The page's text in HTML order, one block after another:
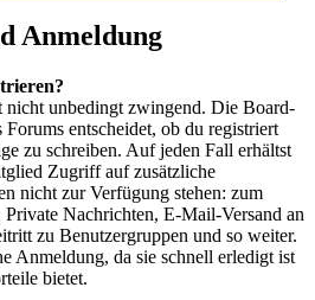
Anmeldung
nicht unbedingt zwingend. Die Board-
entscheidet, ob du registriert
zu schreiben. Auf jeden Fall erhältst
Zugriff auf zusätzliche
nicht zur Verfügung stehen: zum
Nachrichten, E-Mail-Versand an
zu Benutzergruppen und so weiter.
Anmeldung, da sie schnell erledigt ist
bietet.